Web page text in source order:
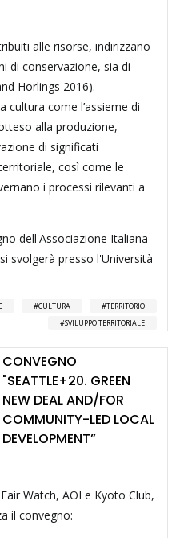
alle risorse, indirizzano
di conservazione, sia di
Horlings 2016).
cultura come l’assieme di
alla produzione,
di significati
così come le
i processi rilevanti a
dell'Associazione Italiana
svolgerà presso l'Università
CULTURA
TERRITORIO
SVILUPPO TERRITORIALE
CONVEGNO
"SEATTLE+20. GREEN
NEW DEAL AND/FOR
COMMUNITY-LED LOCAL
DEVELOPMENT”
Watch, AOI e Kyoto Club,
il convegno: